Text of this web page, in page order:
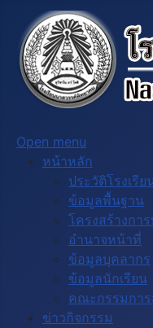
Open menu
หน้าหลัก
ประวัติโรงเรีย
ข้อมูลพื้นฐาน
โครงสร้างกา
อำนาจหน้าที่
ข้อมูลบุคลากร
ข้อมูลนักเรียน
คณะกรรมกา
ข่าวกิจกรรม